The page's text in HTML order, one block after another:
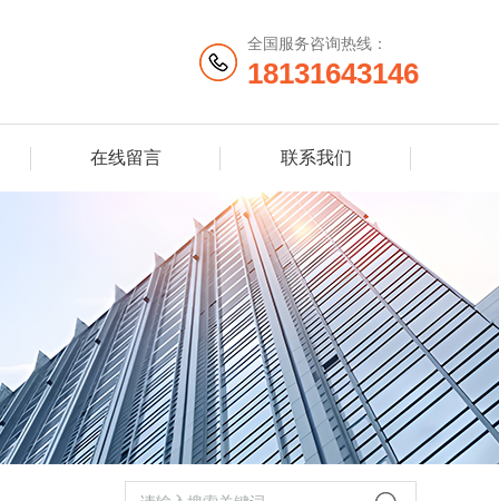
全国服务咨询热线：
18131643146
在线留言 联系我们